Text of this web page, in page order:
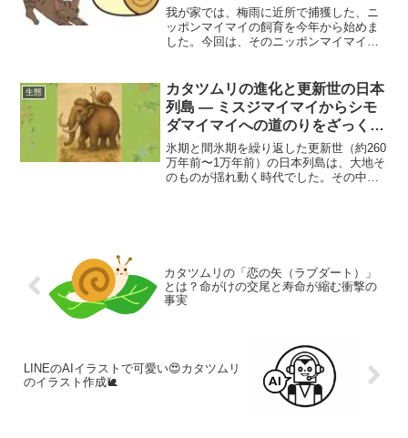
我が家では、梅雨に近所で捕獲した、ニ
ッポンマイマイの飼育を今年から始めま
した。今回は、そのニッポンマイマイに
生態
カタツムリの進化と更新世の日本
列島 ― ミスジマイマイからシモ
ダマイマイへの道のりをざっくり
解説
氷期と間氷期を繰り返した更新世（約260
万年前〜1万年前）の日本列島は、大地そ
のものが揺れ動く時代でした。その中
例にとりながら、「カタツムリと更新世
の意外な関係」を考察します。
カタツムリの「恋の矢（ラブダート）」
とは？命がけの交尾と寿命が縮む衝撃の
事実
LINEのAIイラストで可愛い😍カタツムリ
のイラスト作成🐌